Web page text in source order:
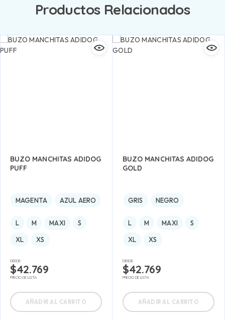
Productos Relacionados
BUZO MANCHITAS ADIDOG
PUFF
MAGENTA AZUL AERO
L M MAXI S
XL XS
DESDE:
$42.769
PRECIO DE LISTA
AÑADIR AL CARRITO
BUZO MANCHITAS ADIDOG
GOLD
GRIS NEGRO
L M MAXI S
XL XS
DESDE:
$42.769
PRECIO DE LISTA
AÑADIR AL CARRITO